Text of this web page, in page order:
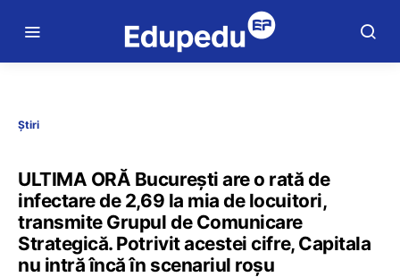
Știri
ULTIMA ORĂ București are o rată de
infectare de 2,69 la mia de locuitori,
transmite Grupul de Comunicare
Strategică. Potrivit acestei cifre, Capitala
nu intră încă în scenariul roșu